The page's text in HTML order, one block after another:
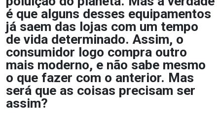
é que alguns desses equipamentos
já saem das lojas com um tempo
de vida determinado. Assim, o
consumidor logo compra outro
mais moderno, e não sabe mesmo
o que fazer com o anterior. Mas
será que as coisas precisam ser
assim?